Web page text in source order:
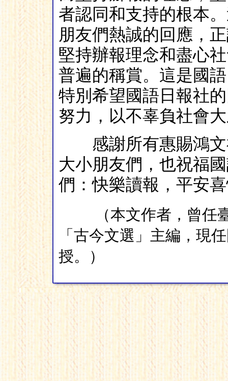
者認同和支持的根本
朋友們熱誠的回應，
堅持辦報理念和盡心
普遍的稱賞。這是國
特別希望國語日報社
努力，以不辜負社會
感謝所有惠賜鴻文
大小朋友們，也祝福
們：快樂讀報，平安
（本文作者，曾
「古今文選」主編，現
授。）